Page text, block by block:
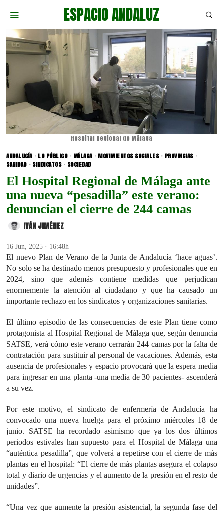
ESPACIO ANDALUZ
Hospital Regional de Málaga
ANDALUCÍA · LO PÚBLICO · MÁLAGA · MOVIMIENTOS SOCIALES · PROVINCIAS ·
SANIDAD · SINDICATOS · SOCIEDAD
El Hospital Regional de Málaga ante
una nueva “pesadilla” este verano:
denuncian el cierre de 244 camas
IVÁN JIMÉNEZ
16 Jun, 2025 · 16:48h
El nuevo Plan de Verano de la Junta de Andalucía ‘hace aguas’.
No solo se ha destinado menos presupuesto y profesionales que en
2024, sino que además contiene medidas que perjudican
enormemente la atención al ciudadano y que ha causado un
importante rechazo en los sindicatos y organizaciones sanitarias.
El último episodio de las consecuencias de este Plan tiene como
protagonista al Hospital Regional de Málaga que, según denuncia
SATSE, verá cómo este verano cerrarán 244 camas por la falta de
contratación para sustituir al personal de vacaciones. Además, esta
ausencia de profesionales y espacio provocará que la espera media
para ingresar en una planta -una media de 30 pacientes- ascenderá
a su vez.
Por este motivo, el sindicato de enfermería de Andalucía ha
convocado una nueva huelga para el próximo miércoles 18 de
junio. SATSE ha recordado asimismo que ya los dos últimos
periodos estivales han supuesto para el Hospital de Málaga una
“auténtica pesadilla”, que volverá a repetirse con el cierre de más
plantas en el hospital: “El cierre de más plantas asegura el colapso
total y diario de urgencias y el aumento de la presión en el resto de
unidades”.
“Una vez que aumente la presión asistencial, la segunda fase del